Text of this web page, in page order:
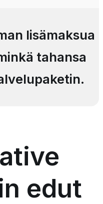
lisämaksua
tahansa
edut